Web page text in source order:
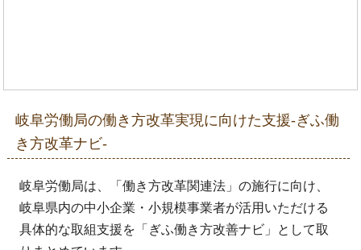
岐阜労働局の働き方改革実現に向けた支援-ぎふ働
き方改革ナビ-
岐阜労働局は、「働き方改革関連法」の施行に向け、
岐阜県内の中小企業・小規模事業者が活用いただける
具体的な取組支援を「ぎふ働き方改善ナビ」として取